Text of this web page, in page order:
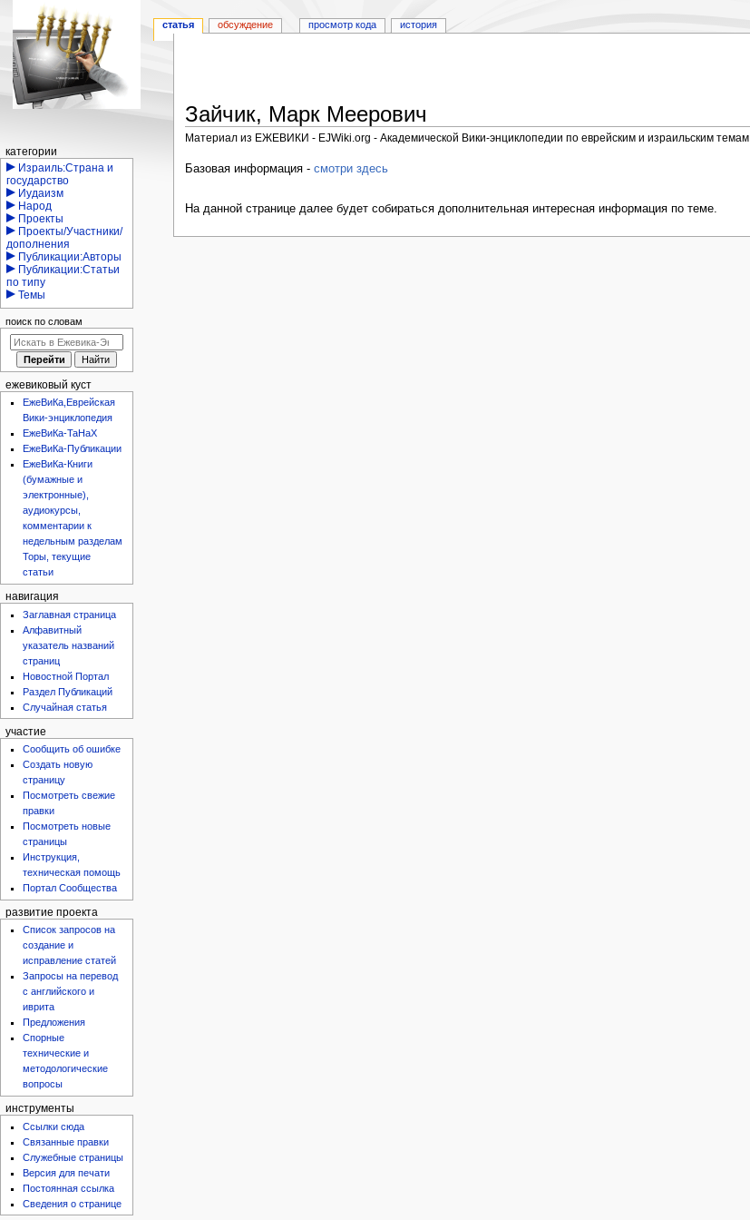
Зайчик, Марк Меерович
Материал из ЕЖЕВИКИ - EJWiki.org - Академической Вики-энциклопедии по еврейским и израильским темам
Перейти
навигации
Перейти
поиску
Базовая информация -смотри здесь
На данной странице далее будет собираться дополнительная интересная информация по теме.
Навигация
статья обсуждение просмотр кода история
категории
Израиль:Страна и
государство
Иудаизм
Народ
Проекты
Проекты/Участники/
дополнения
Публикации:Авторы
Публикации:Статьи
по типу
Темы
поиск по словам
ежевиковый куст
ЕжеВиКа,Еврейская
Вики-энциклопедия
ЕжеВиКа-ТаНаХ
ЕжеВиКа-Публикации
ЕжеВиКа-Книги
(бумажные и
электронные),
аудиокурсы,
комментарии к
недельным разделам
Торы, текущие
статьи
навигация
Заглавная страница
Алфавитный
указатель названий
страниц
Новостной Портал
Раздел Публикаций
Случайная статья
участие
Сообщить об ошибке
Создать новую
страницу
Посмотреть свежие
правки
Посмотреть новые
страницы
Инструкция,
техническая помощь
Портал Сообщества
развитие проекта
Список запросов на
создание и
исправление статей
Запросы на перевод
с английского и
иврита
Предложения
Спорные
технические и
методологические
вопросы
инструменты
Ссылки сюда
Связанные правки
Служебные страницы
Версия для печати
Постоянная ссылка
Сведения о странице